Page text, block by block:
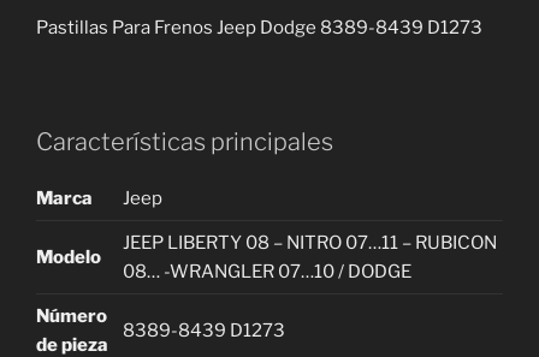
Pastillas Para Frenos Jeep Dodge 8389-8439 D1273
Características principales
Marca Jeep
Modelo
JEEP LIBERTY 08 – NITRO 07…11 – RUBICON
08… -WRANGLER 07…10 / DODGE
Número
de pieza
8389-8439 D1273